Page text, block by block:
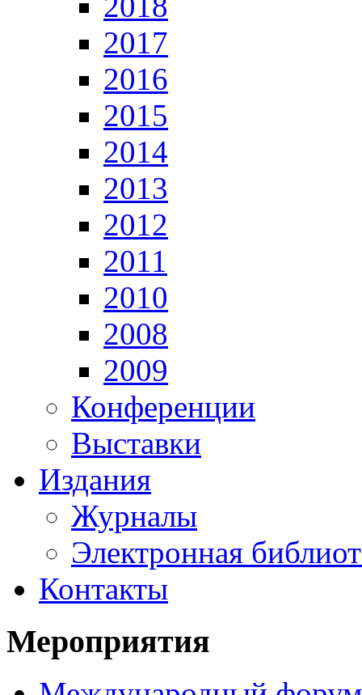
2017
2016
2015
2014
2013
2012
2011
2010
2008
2009
Конференции
Выставки
Издания
Журналы
Электронная
Контакты
Мероприятия